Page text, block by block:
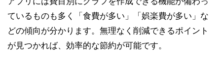
ているものも多く「食費が多い」「娯楽費が多い」な
どの傾向が分かります。無理なく削減できるポイント
が見つかれば、効率的な節約が可能です。